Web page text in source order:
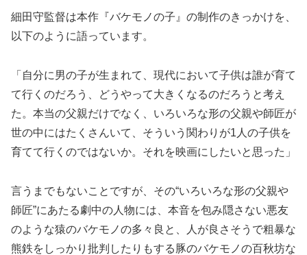
細田守監督は本作『バケモノの子』の制作のきっかけを、
以下のように語っています。
「自分に男の子が生まれて、現代において子供は誰が育て
て行くのだろう、どうやって大きくなるのだろうと考え
た。本当の父親だけでなく、いろいろな形の父親や師匠が
世の中にはたくさんいて、そういう関わりが1人の子供を
育てて行くのではないか。それを映画にしたいと思った」
言うまでもないことですが、その“いろいろな形の父親や
師匠”にあたる劇中の人物には、本音を包み隠さない悪友
のような猿のバケモノの多々良と、人が良さそうで粗暴な
熊鉄をしっかり批判したりもする豚のバケモノの百秋坊な